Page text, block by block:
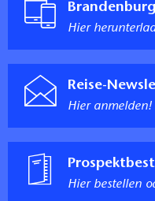
Hier
Reise-
Hier anmelden!
Hier bestellen